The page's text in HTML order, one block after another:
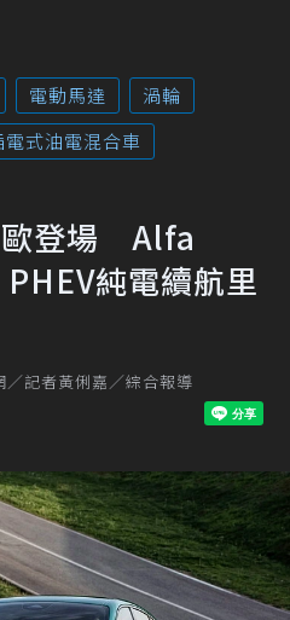
電動馬達
渦輪
電式油電混合車
歐登場 Alfa
純電續航里
／記者黃俐嘉／綜合報導